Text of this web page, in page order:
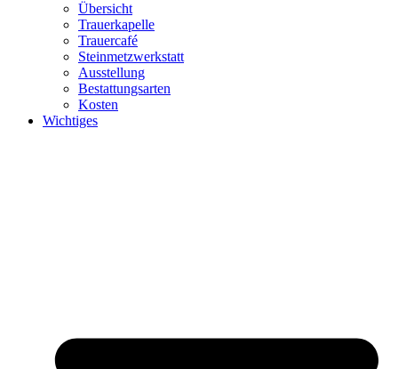
Übersicht
Trauerkapelle
Trauercafé
Steinmetzwerkstatt
Ausstellung
Bestattungsarten
Kosten
Wichtiges